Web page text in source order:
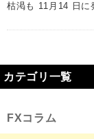
枯渇も 11月14 日
カテゴリ一覧
FXコラム